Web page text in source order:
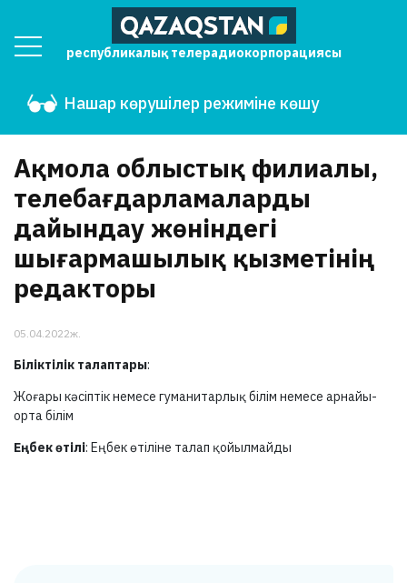
республикалық телерадиокорпорациясы
Нашар көрушілер режиміне көшу
Ақмола облыстық филиалы,
телебағдарламаларды
дайындау жөніндегі
шығармашылық қызметінің
редакторы
05.04.2022ж.
Біліктілік талаптары:
Жоғары кәсіптік немесе гуманитарлық білім немесе арнайы-
орта білім
Еңбек өтілі: Еңбек өтіліне талап қойылмайды